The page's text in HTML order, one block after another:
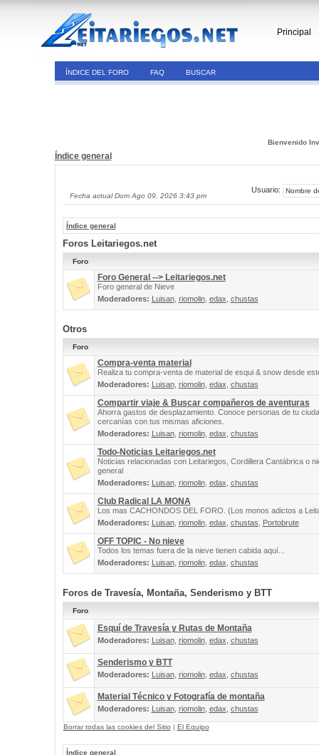
Principal
ÍNDICE DEL FORO FAQ BUSCAR
Bienvenido
Índice general
Fecha actual Dom Ago 09, 2026 3:43 pm
Usuario:
Índice general
Foros Leitariegos.net
Foro
Foro General --> Leitariegos.net
Foro general de Nieve
Moderadores: Luisan, riomolin, edax chustas
Otros
Foro
Compra-venta material
Realiza tu compra-venta de material de esqui & snow desde
Moderadores: Luisan, riomolin, edax chustas
Compartir viaje & Buscar compañeros de aventuras
Ahorra gastos de desplazamiento. Conoce personas de tu
cercanías con tus mismas aficiones.
Moderadores: Luisan, riomolin, edax chustas
Todo-Noticias Leitariegos.net
Noticias relacionadas con Leitariegos, Cordillera Cantábrica o
general
Moderadores: Luisan, riomolin, edax chustas
Club Radical LA MONA
Los mas CACHONDOS DEL FORO. (Los monos adictos a
Moderadores: Luisan, riomolin, edax chustas Portobrute
OFF TOPIC - No nieve
Todos los temas fuera de la nieve tienen cabida aquí...
Moderadores: Luisan, riomolin, edax chustas
Foros de Travesía, Montaña, Senderismo y BTT
Foro
Esquí de Travesía y Rutas de Montaña
Moderadores: Luisan, riomolin, edax chustas
Senderismo y BTT
Moderadores: Luisan, riomolin, edax chustas
Material Técnico y Fotografía de montaña
Moderadores: Luisan, riomolin, edax chustas
Borrar todas las cookies del Sitio | El Equipo
Índice general